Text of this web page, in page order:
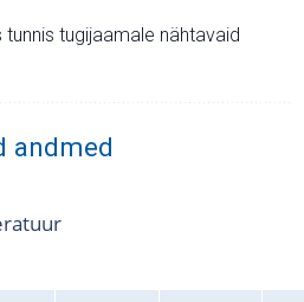
tugijaamale nähtavaid
andmed